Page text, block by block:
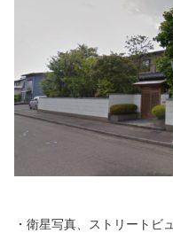
・衛星写真、ストリートビ